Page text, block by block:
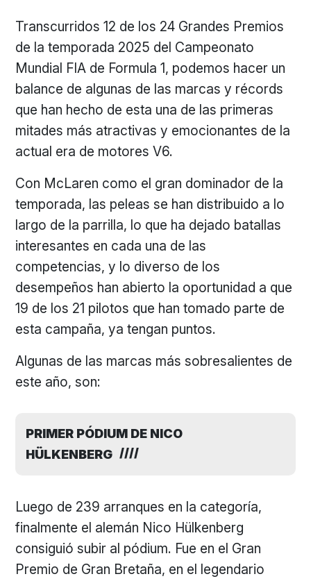
Transcurridos 12 de los 24 Grandes Premios
de la temporada 2025 del Campeonato
Mundial FIA de Formula 1, podemos hacer un
balance de algunas de las marcas y récords
que han hecho de esta una de las primeras
mitades más atractivas y emocionantes de la
actual era de motores V6.
Con McLaren como el gran dominador de la
temporada, las peleas se han distribuido a lo
largo de la parrilla, lo que ha dejado batallas
interesantes en cada una de las
competencias, y lo diverso de los
desempeños han abierto la oportunidad a que
19 de los 21 pilotos que han tomado parte de
esta campaña, ya tengan puntos.
Algunas de las marcas más sobresalientes de
este año, son:
PRIMER PÓDIUM DE NICO
HÜLKENBERG
Luego de 239 arranques en la categoría,
finalmente el alemán Nico Hülkenberg
consiguió subir al pódium. Fue en el Gran
Premio de Gran Bretaña, en el legendario